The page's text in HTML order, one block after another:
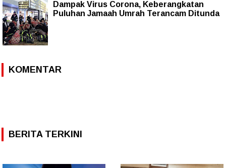
Dampak Virus Corona, Keberangkatan
Puluhan Jamaah Umrah Terancam Ditunda
KOMENTAR
BERITA TERKINI